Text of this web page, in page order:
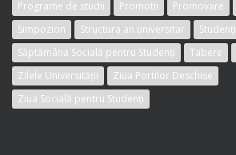
Programe de studii
Promotii Promovare
Simpozion
Structura an universitar
Studenți
Săptămâna Socială pentru Studenți
Tabere
Zilele Universității
Ziua Portilor Deschise
Ziua Socială pentru Studenți